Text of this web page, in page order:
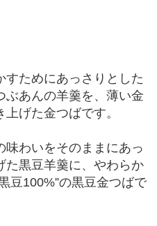
すためにあっさりとした
ぶあんの羊羹を、薄い金
げた金つばです。
味わいをそのままにあっ
た黒豆羊羹に、やわらか
豆100%”の黒豆金つばで